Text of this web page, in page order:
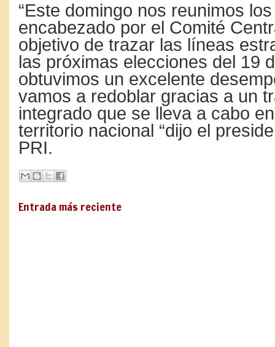
“Este domingo nos reunimos
encabezado por el Comité
objetivo de trazar las líneas
las próximas elecciones del 19
obtuvimos un excelente
vamos a redoblar gracias a un
integrado que se lleva a cabo
territorio nacional “dijo el
PRI.
Entrada más reciente